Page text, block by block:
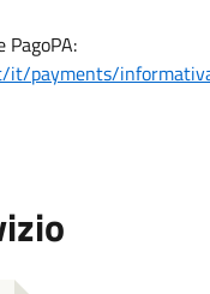
it/payments/